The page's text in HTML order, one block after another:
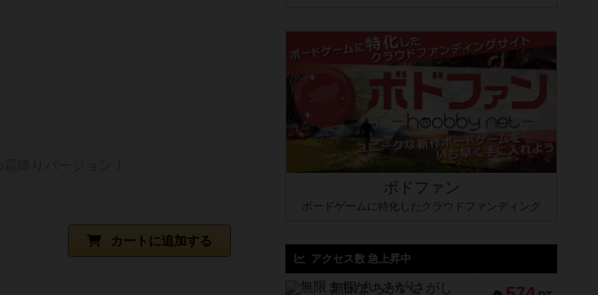
カートに追加する
ボドファン
ボードゲームに特化したクラウドファンディング
アクセス数 急上昇中
無限まちがいさがし